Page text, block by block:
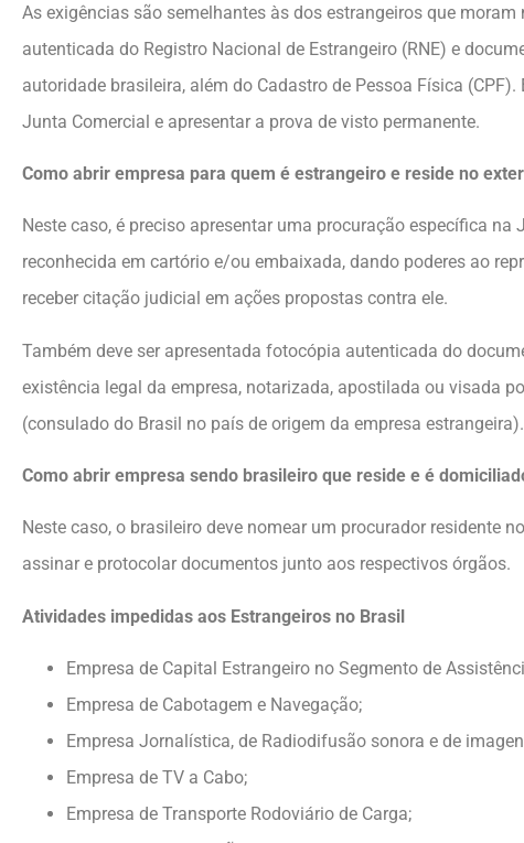
As exigências são semelhantes às dos estrangeiros que
autenticada do Registro Nacional de Estrangeiro (RNE) e
autoridade brasileira, além do Cadastro de Pessoa Física
Junta Comercial e apresentar a prova de visto permanente.
Como abrir empresa para quem é estrangeiro e reside no
Neste caso, é preciso apresentar uma procuração específica na
reconhecida em cartório e/ou embaixada, dando poderes ao
receber citação judicial em ações propostas contra ele.
Também deve ser apresentada fotocópia autenticada do
existência legal da empresa, notarizada, apostilada ou visada
(consulado do Brasil no país de origem da empresa estrangeira).
Como abrir empresa sendo brasileiro que reside e é
Neste caso, o brasileiro deve nomear um procurador residente
assinar e protocolar documentos junto aos respectivos órgãos.
Atividades impedidas aos Estrangeiros no Brasil
Empresa de Capital Estrangeiro no Segmento de
Empresa de Cabotagem e Navegação;
Empresa Jornalística, de Radiodifusão sonora e de
Empresa de TV a Cabo;
Empresa de Transporte Rodoviário de Carga;